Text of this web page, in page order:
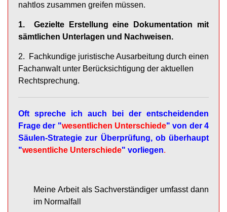
nahtlos zusammen greifen müssen.
1. Gezielte Erstellung eine Dokumentation mit
sämtlichen Unterlagen und Nachweisen.
2. Fachkundige juristische Ausarbeitung durch einen
Fachanwalt unter Berücksichtigung der aktuellen
Rechtsprechung.
Oft spreche ich auch bei der entscheidenden
Frage der "wesentlichen Unterschiede" von der 4
Säulen-Strategie zur Überprüfung, ob überhaupt
"wesentliche Unterschiede" vorliegen.
Meine Arbeit als Sachverständiger umfasst dann
im Normalfall